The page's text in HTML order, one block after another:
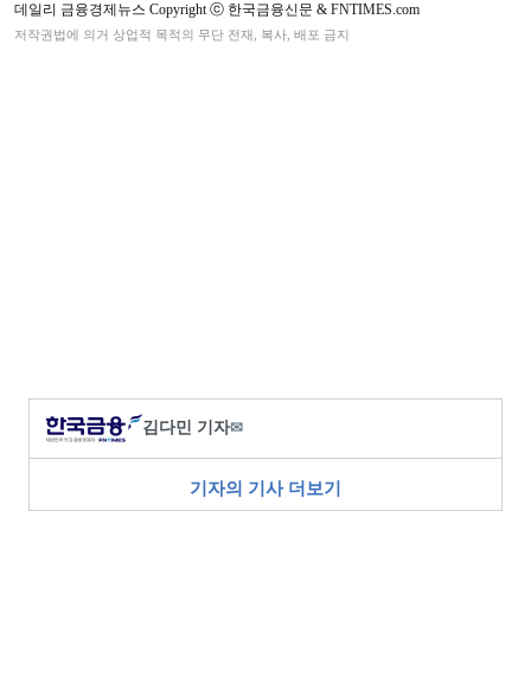
데일리 금융경제뉴스 Copyright ⓒ 한국금융신문 & FNTIMES.com
저작권법에 의거 상업적 목적의 무단 전재, 복사, 배포 금지
김다민 기자✉
기자의 기사 더보기